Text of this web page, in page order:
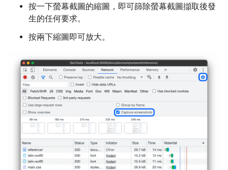
按一下螢幕截圖的縮圖，即可篩除螢幕截圖擷取後發
生的任何要求。
按兩下縮圖即可放大。